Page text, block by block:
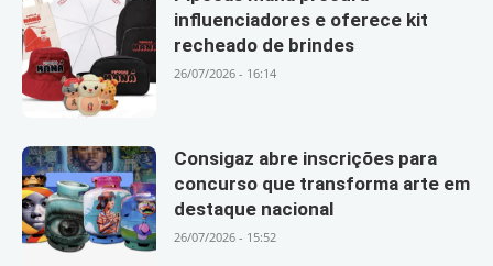
influenciadores e oferece kit
recheado de brindes
26/07/2026 - 16:14
Consigaz abre inscrições para
concurso que transforma arte em
destaque nacional
26/07/2026 - 15:52